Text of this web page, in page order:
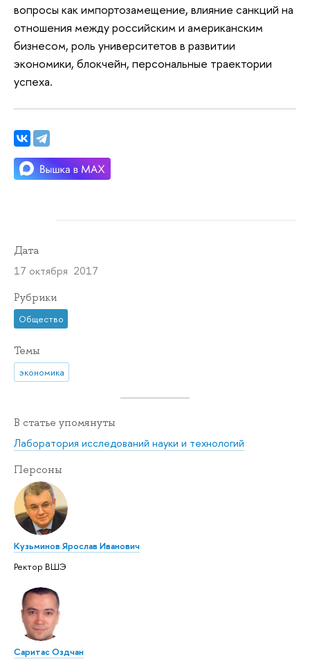
вопросы как импортозамещение, влияние санкций на
отношения между российским и американским
бизнесом, роль университетов в развитии
экономики, блокчейн, персональные траектории
успеха.
Дата
17 октября 2017
Рубрики
Общество
Темы
экономика
В статье упомянуты
Лаборатория исследований науки и технологий
Персоны
Кузьминов Ярослав Иванович
Ректор ВШЭ
Саритас Оздчан